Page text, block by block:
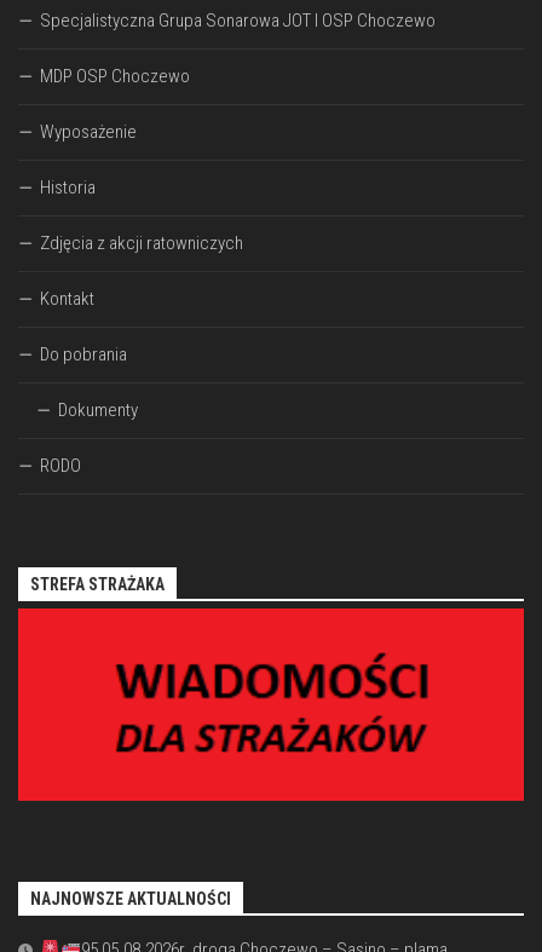
Specjalistyczna Grupa Sonarowa JOT I OSP Choczewo
MDP OSP Choczewo
Wyposażenie
Historia
Zdjęcia z akcji ratowniczych
Kontakt
Do pobrania
Dokumenty
RODO
STREFA STRAŻAKA
NAJNOWSZE AKTUALNOŚCI